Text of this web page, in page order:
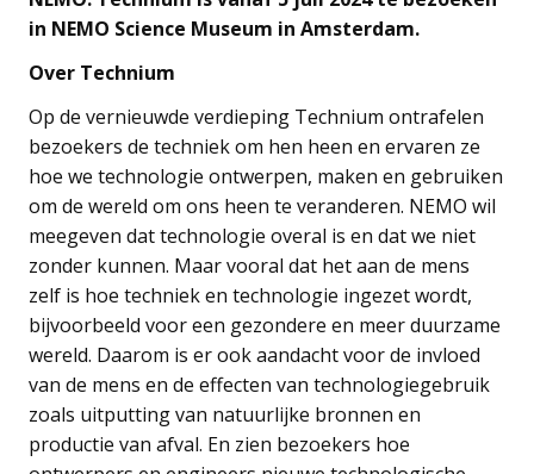
in NEMO Science Museum in Amsterdam.
Over Technium
Op de vernieuwde verdieping Technium ontrafelen
bezoekers de techniek om hen heen en ervaren ze
hoe we technologie ontwerpen, maken en gebruiken
om de wereld om ons heen te veranderen. NEMO wil
meegeven dat technologie overal is en dat we niet
zonder kunnen. Maar vooral dat het aan de mens
zelf is hoe techniek en technologie ingezet wordt,
bijvoorbeeld voor een gezondere en meer duurzame
wereld. Daarom is er ook aandacht voor de invloed
van de mens en de effecten van technologiegebruik
zoals uitputting van natuurlijke bronnen en
productie van afval. En zien bezoekers hoe